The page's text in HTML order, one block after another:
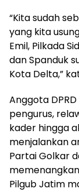
“Kita sudah
yang kita
Emil, Pilkada
dan Spanduk
Kota Delta,”
Anggota
pengurus,
kader hingga
menjalankan
Partai Golkar
Pilgub Jatim